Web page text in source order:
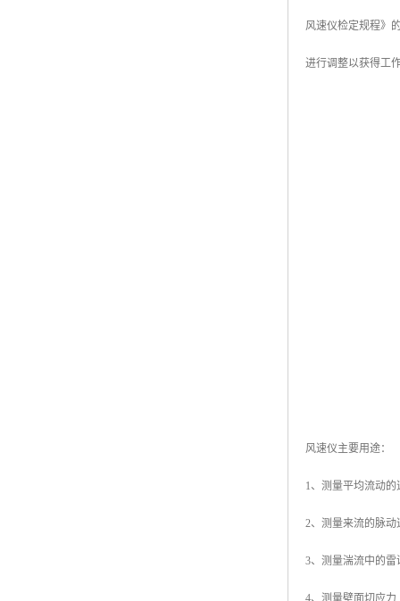
风速仪检定规程》
进行调整以获得工作
风速仪主要用途：
1、测量平均流动的
2、测量来流的脉动
3、测量湍流中的雷
4、测量壁面切应力